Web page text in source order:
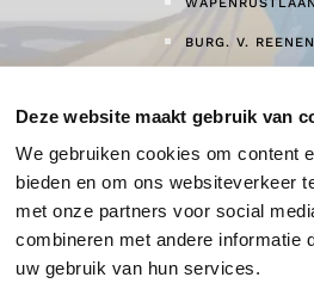
Deze website maakt gebruik van
We gebruiken cookies om content
bieden en om ons websiteverkeer
met onze partners voor social
combineren met andere informatie
uw gebruik van hun services.
BURG. V.
rights reserved..